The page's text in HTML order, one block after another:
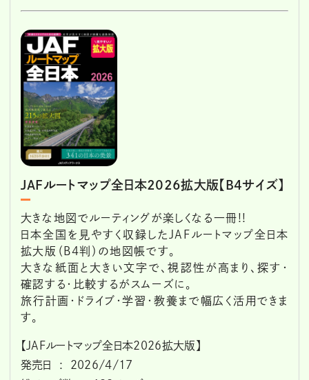
JAFルートマップ全日本2026拡大版【B4サイズ】
大きな地図でルーティングが楽しくなる一冊!!
日本全国を見やすく収録したJAFルートマップ全日本
拡大版（B4判）の地図帳です。
大きな紙面と大きい文字で、視認性が高まり、探す・
確認する・比較するがスムーズに。
旅行計画・ドライブ・学習・教養まで幅広く活用できま
す。
【JAFルートマップ全日本2026拡大版】
発売日 ‏ : ‎ 2026/4/17